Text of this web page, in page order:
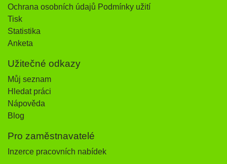
Ochrana osobních údajů Podmínky užití
Tisk
Statistika
Anketa
Užitečné odkazy
Můj seznam
Hledat práci
Nápověda
Blog
Pro zaměstnavatelé
Inzerce pracovních nabídek